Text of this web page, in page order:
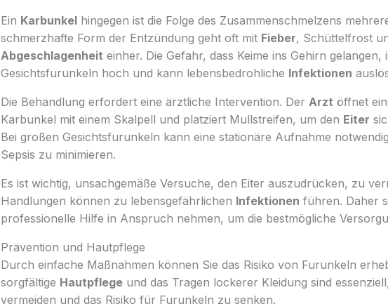
Ein Karbunkelhingegen ist die Folge des Zusammenschmelzens
schmerzhafte Form der Entzündung geht oft mit Fieber, Schüttelfrost
Abgeschlagenheit einher. Die Gefahr, dass Keime ins Gehirn gelangen,
Gesichtsfurunkeln hoch und kann lebensbedrohliche Infektionen
Die Behandlung erfordert eine ärztliche Intervention. Der Arzt öffnet
Karbunkel mit einem Skalpell und platziert Mullstreifen, um den Eiter
Bei großen Gesichtsfurunkeln kann eine stationäre Aufnahme
Sepsis zu minimieren.
Es ist wichtig, unsachgemäße Versuche, den Eiter auszudrücken, zu
Handlungen können zu lebensgefährlichen Infektionen führen. Daher
professionelle Hilfe in Anspruch nehmen, um die bestmögliche
Prävention und Hautpflege
Durch einfache Maßnahmen können Sie das Risiko von Furunkeln
sorgfältige Hautpflegeund das Tragen lockerer Kleidung sind
vermeiden und das Risiko für Furunkeln zu senken.